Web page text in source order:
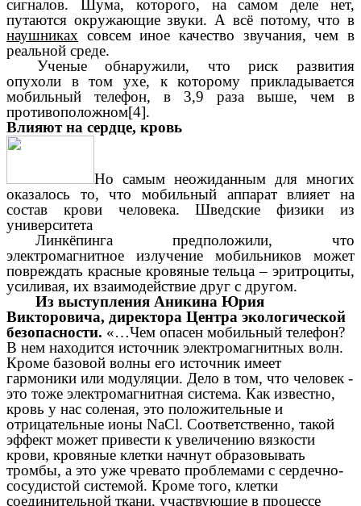
сигналов. Шума, которого, на самом деле нет,
путаются окружающие звуки. А всё потому, что в
наушниках совсем иное качество звучания, чем в
реальной среде.
Ученые обнаружили, что риск развития
опухоли в том ухе, к которому прикладывается
мобильный телефон, в 3,9 раза выше, чем в
противоположном[4].
Влияют на сердце, кровь
Но самым неожиданным для многих
оказалось то, что мобильный аппарат влияет на
состав крови человека. Шведские физики из
университета
Линкёпинга предположили, что
электромагнитное излучение мобильников может
повреждать красные кровяные тельца – эритроциты,
усиливая, их взаимодействие друг с другом.
Из выступления Аникина Юрия
Викторовича, директора Центра экологической
безопасности. «…Чем опасен мобильный телефон?
В нем находится источник электромагнитных волн.
Кроме базовой волны его источник имеет
гармоники или модуляции. Дело в том, что человек -
это тоже электромагнитная система. Как известно,
кровь у нас соленая, это положительные и
отрицательные ионы NaCl. Соответственно, такой
эффект может привести к увеличению вязкости
крови, кровяные клетки начнут образовывать
тромбы, а это уже чревато проблемами с сердечно-
сосудистой системой. Кроме того, клетки
соединительной ткани, участвующие в процессе